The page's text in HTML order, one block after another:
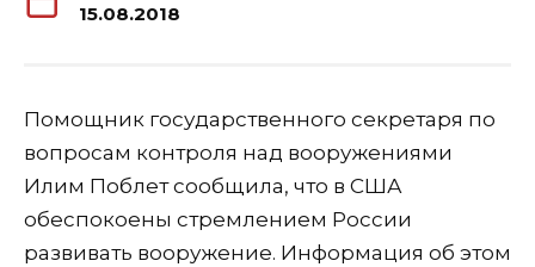
15.08.2018
Помощник государственного секретаря по
вопросам контроля над вооружениями
Илим Поблет сообщила, что в США
обеспокоены стремлением России
развивать вооружение. Информация об этом